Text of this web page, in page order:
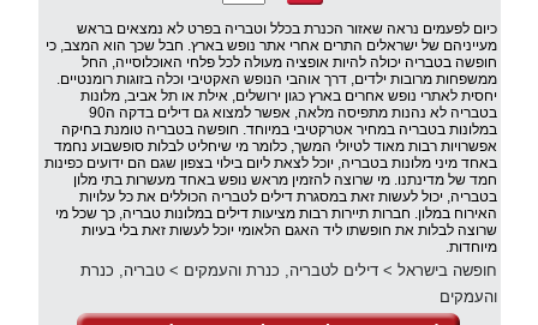
כיום לפעמים נראה שאזור הכנרת בכלל וטבריה בפרט לא נמצאים בראש
מעייניהם של ישראלים התרים אחרי אתר נופש בארץ. חבל שכך הוא המצב, כי
חופשה בטבריה יכולה להיות אופציה מעולה לכל פלחי האוכלוסייה, החל
ממשפחות מרובות ילדים, דרך אוהבי הנופש האקטיבי וכלה בזוגות רומנטיים.
יחסית לאתרי נופש אחרים בארץ כגון ירושלים, אילת או תל אביב, מלונות
בטבריה לא נהנות מתפיסה מלאה, אפשר למצוא גם דילים בדקה ה90
במלונות בטבריה במחיר אטרקטיבי במיוחד. חופשה בטבריה טומנת בחיקה
אפשרויות רבות מאוד לטיולי המשך, כלומר מי שיחליט לבלות סופשבוע נחמד
באחד מיני מלונות בטבריה, יוכל לצאת ליום בילוי בצפון שגם הם ידועים כפינות
חמד של מדינתנו. מי שרוצה להזמין מראש נופש באחד מעשרות בתי מלון
בטבריה, יכול לעשות זאת במסגרת דילים לטבריה הכוללים את כל עלויות
האירוח במלון. חברות תיירות רבות מציעות דילים במלונות טבריה, כך שכל מי
שרוצה לבלות את חופשתו ליד האגם הלאומי יוכל לעשות זאת בלי בעיות
מיוחדות.
חופשה בישראל > דילים לטבריה, כנרת והעמקים > טבריה, כנרת
והעמקים